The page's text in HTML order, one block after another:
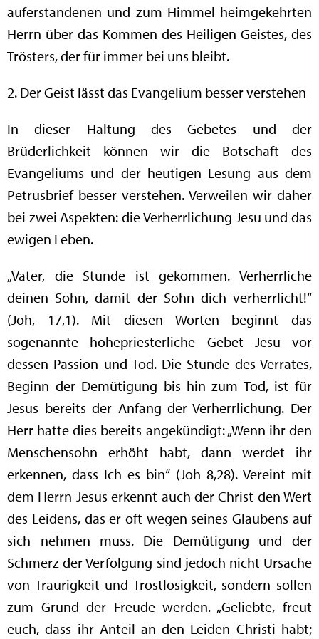
auferstandenen und zum Himmel heimgekehrten
Herrn über das Kommen des Heiligen Geistes, des
Trösters, der für immer bei uns bleibt.
2. Der Geist lässt das Evangelium besser verstehen
In dieser Haltung des Gebetes und der
Brüderlichkeit können wir die Botschaft des
Evangeliums und der heutigen Lesung aus dem
Petrusbrief besser verstehen. Verweilen wir daher
bei zwei Aspekten: die Verherrlichung Jesu und das
ewigen Leben.
„Vater, die Stunde ist gekommen. Verherrliche
deinen Sohn, damit der Sohn dich verherrlicht!“
(Joh, 17,1). Mit diesen Worten beginnt das
sogenannte hohepriesterliche Gebet Jesu vor
dessen Passion und Tod. Die Stunde des Verrates,
Beginn der Demütigung bis hin zum Tod, ist für
Jesus bereits der Anfang der Verherrlichung. Der
Herr hatte dies bereits angekündigt: „Wenn ihr den
Menschensohn erhöht habt, dann werdet ihr
erkennen, dass Ich es bin“ (Joh 8,28). Vereint mit
dem Herrn Jesus erkennt auch der Christ den Wert
des Leidens, das er oft wegen seines Glaubens auf
sich nehmen muss. Die Demütigung und der
Schmerz der Verfolgung sind jedoch nicht Ursache
von Traurigkeit und Trostlosigkeit, sondern sollen
zum Grund der Freude werden. „Geliebte, freut
euch, dass ihr Anteil an den Leiden Christi habt;